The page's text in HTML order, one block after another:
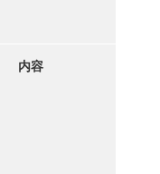
阿武家文
阿武孝太
内容